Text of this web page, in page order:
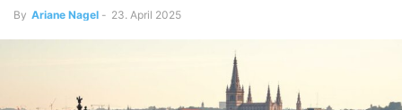
By Ariane Nagel - 23. April 2025